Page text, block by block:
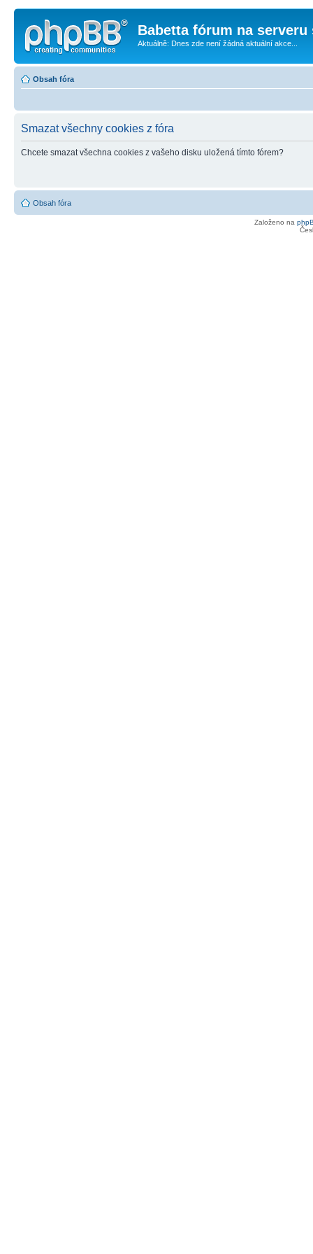
Babetta fórum na serveru
Aktuálně: Dnes zde není žádná aktuální akce...
Obsah fóra
Smazat všechny cookies z fóra
Chcete smazat všechna cookies z vašeho disku uložená tímto fórem?
Obsah fóra
Založeno na